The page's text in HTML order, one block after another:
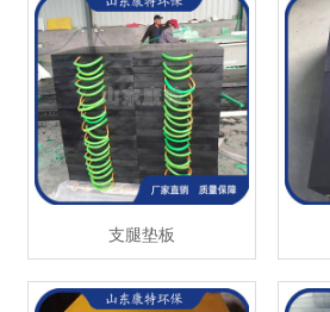
支腿垫板